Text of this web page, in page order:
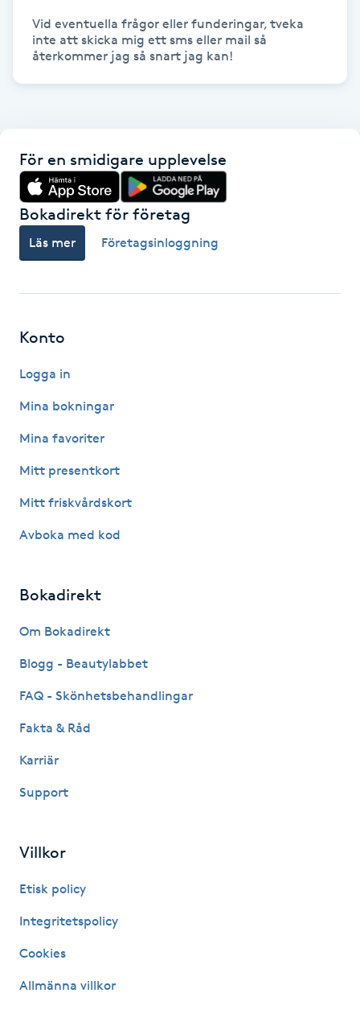
Gel naglar
Gelenaglar
Gellack med förstärkning
Gravidmassage
Gravidyoga
Gua Sha-massage
Headspa
Herrklippning
Hot Stone Massage
Hudföryngring
Huduppstramning
Hudvård
Hyaluronsyra
Hypnos
Vid eventuella frågor eller funderingar, tveka
inte att skicka mig ett sms eller mail så
återkommer jag så snart jag kan!
För en smidigare upplevelse
Bokadirekt för företag
Läs mer Företagsinloggning
Konto
Logga in
Mina bokningar
Mina favoriter
Mitt presentkort
Mitt friskvårdskort
Avboka med kod
Bokadirekt
Om Bokadirekt
Blogg - Beautylabbet
FAQ - Skönhetsbehandlingar
Fakta & Råd
Karriär
Support
Villkor
Etisk policy
Integritetspolicy
Cookies
Allmänna villkor